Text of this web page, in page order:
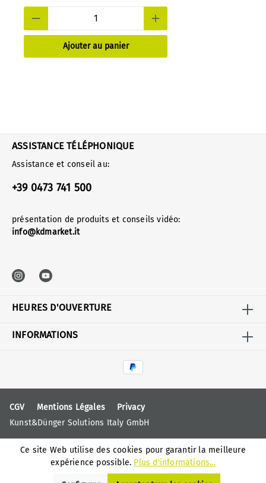
Ajouter au panier
ASSISTANCE TÉLÉPHONIQUE
Assistance et conseil au:
+39 0473 741 500
présentation de produits et conseils vidéo:
info@kdmarket.it
HEURES D'OUVERTURE
INFORMATIONS
CGV Mentions Légales
Privacy
Kunst&Dünger Solutions Italy GmbH
Ce site Web utilise des cookies pour garantir la meilleure
expérience possible. Plus d'informations...